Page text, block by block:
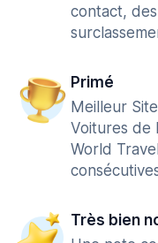
contact,
Primé
Meilleur
Voitures de
World
Très bien